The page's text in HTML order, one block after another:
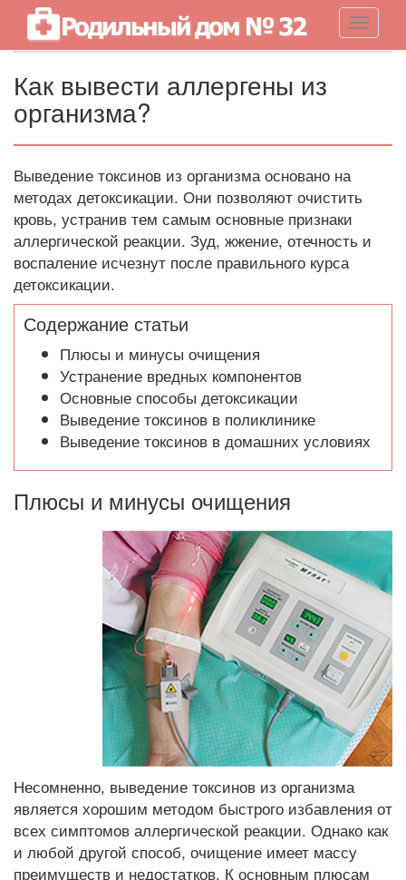
Как вывести аллергены из
организма?
Выведение токсинов из организма основано на
методах детоксикации. Они позволяют очистить
кровь, устранив тем самым основные признаки
аллергической реакции. Зуд, жжение, отечность и
воспаление исчезнут после правильного курса
детоксикации.
Содержание статьи
Плюсы и минусы очищения
Устранение вредных компонентов
Основные способы детоксикации
Выведение токсинов в поликлинике
Выведение токсинов в домашних условиях
Плюсы и минусы очищения
Несомненно, выведение токсинов из организма
является хорошим методом быстрого избавления от
всех симптомов аллергической реакции. Однако как
и любой другой способ, очищение имеет массу
преимуществ и недостатков. К основным плюсам